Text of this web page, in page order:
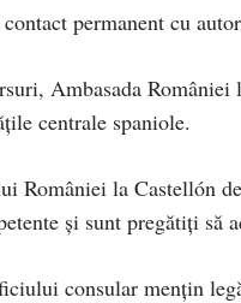
permanent cu
Ambasada
centrale spaniole.
României la Castellón
și sunt pregătiți să
consular mențin